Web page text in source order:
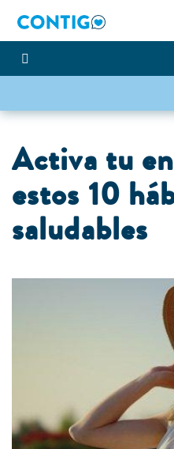
Activa tu
estos 10
saludables